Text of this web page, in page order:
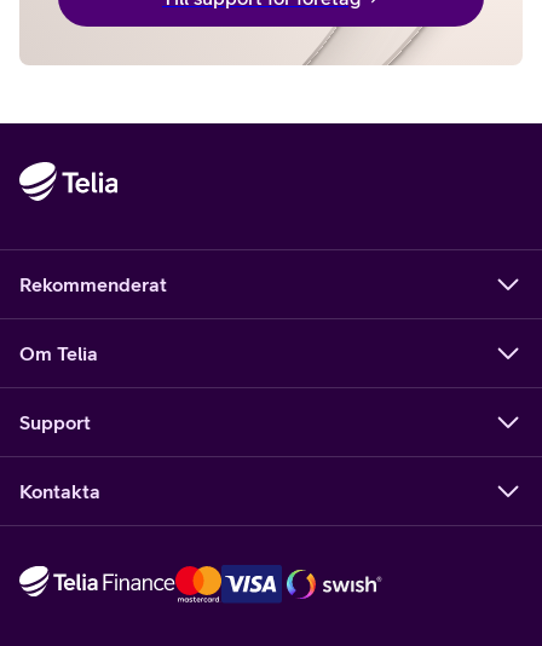
Rekommenderat
Om Telia
Support
Kontakta